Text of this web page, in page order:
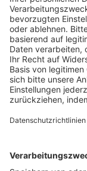
BFV-
Trainerbörse
Login SpielPlus
FOLGE DEM